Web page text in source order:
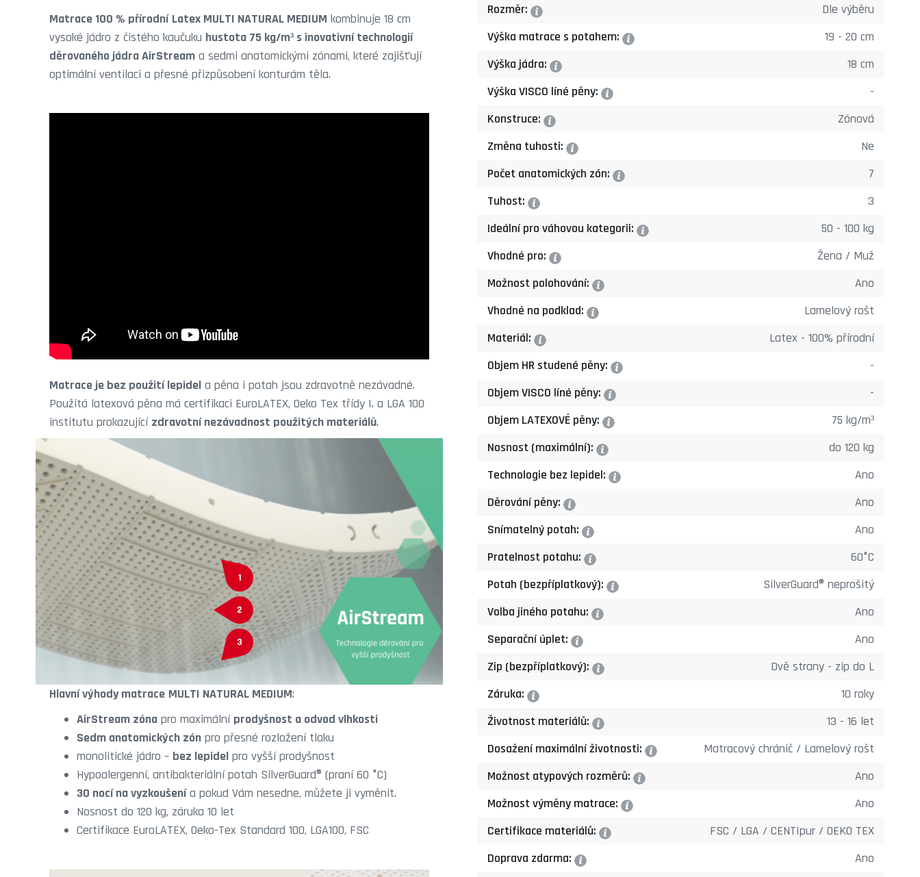
Matrace 100 % přírodní Latex MULTI NATURAL MEDIUM kombinuje 18 cm
vysoké jádro z čistého kaučuku hustota 75 kg/m³ s inovativní technologií
děrovaného jádra AirStream a sedmi anatomickými zónami, které zajišťují
optimální ventilaci a přesné přizpůsobení konturám těla.
Matrace je bez použití lepidel a pěna i potah jsou zdravotně nezávadné.
Použitá latexová pěna má certifikaci EuroLATEX, Oeko Tex třídy I. a LGA 100
institutu prokazující zdravotní nezávadnost použitých materiálů.
1
2
3
Hlavní výhody matrace MULTI NATURAL MEDIUM:
AirStream zóna pro maximální prodyšnost a odvod vlhkosti
Sedm anatomických zón pro přesné rozložení tlaku
monolitické jádro – bez lepidel pro vyšší prodyšnost
Hypoalergenní, antibakteriální potah SilverGuard® (praní 60 °C)
30 nocí na vyzkoušenía pokud Vám nesedne, můžete ji vyměnit.
Nosnost do 120 kg, záruka 10 let
Certifikace EuroLATEX, Oeko-Tex Standard 100, LGA100, FSC
Rozměr: ?
Dle výběru
Výška matrace s potahem: ?
19 - 20 cm
Výška jádra: ?
18 cm
Výška VISCO líné pěny: ?
-
Konstruce: ?
Zónová
Změna tuhosti: ?
Ne
Počet anatomických zón: ?
7
Tuhost: ?
3
Ideální pro váhovou kategorii: ?
50 - 100 kg
Vhodné pro: ?
Žena / Muž
Možnost polohování: ?
Ano
Vhodné na podklad: ?
Lamelový rošt
Materiál: ?
Latex - 100% přírodní
Objem HR studené pěny: ?
-
Objem VISCO líné pěny: ?
-
Objem LATEXOVÉ pěny: ?
75 kg/m³
Nosnost (maximální): ?
do 120 kg
Technologie bez lepidel: ?
Ano
Děrování pěny: ?
Ano
Snímatelný potah: ?
Ano
Pratelnost potahu: ?
60°C
Potah (bezpříplatkový): ?
SilverGuard® neprošitý
Volba jiného potahu: ?
Ano
Separační úplet: ?
Ano
Zip (bezpříplatkový): ?
Dvě strany - zip do L
Záruka: ?
10 roky
Životnost materiálů: ?
13 - 16 let
Dosažení maximální životnosti: ?
Matracový chránič / Lamelový rošt
Možnost atypových rozměrů: ?
Ano
Možnost výměny matrace: ?
Ano
Certifikace materiálů: ?
FSC / LGA / CENTIpur / OEKO TEX
Doprava zdarma: ? Ano